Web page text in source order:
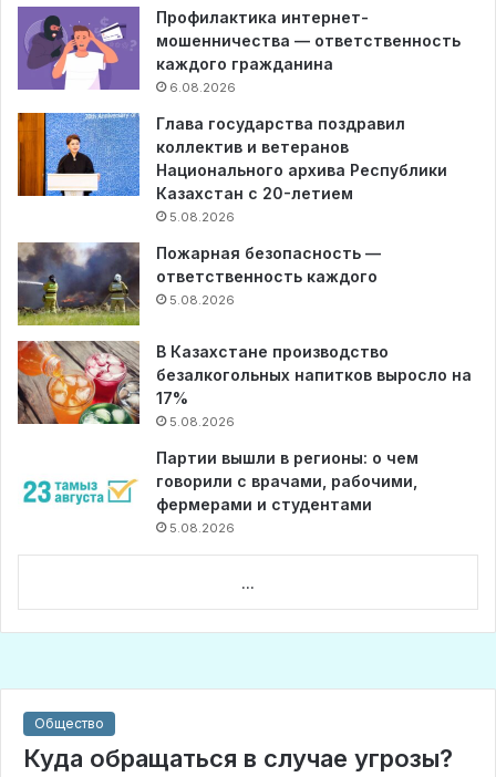
Профилактика интернет-
мошенничества — ответственность
каждого гражданина
6.08.2026
Глава государства поздравил
коллектив и ветеранов
Национального архива Республики
Казахстан с 20-летием
5.08.2026
Пожарная безопасность —
ответственность каждого
5.08.2026
В Казахстане производство
безалкогольных напитков выросло на
17%
5.08.2026
Партии вышли в регионы: о чем
говорили с врачами, рабочими,
фермерами и студентами
5.08.2026
...